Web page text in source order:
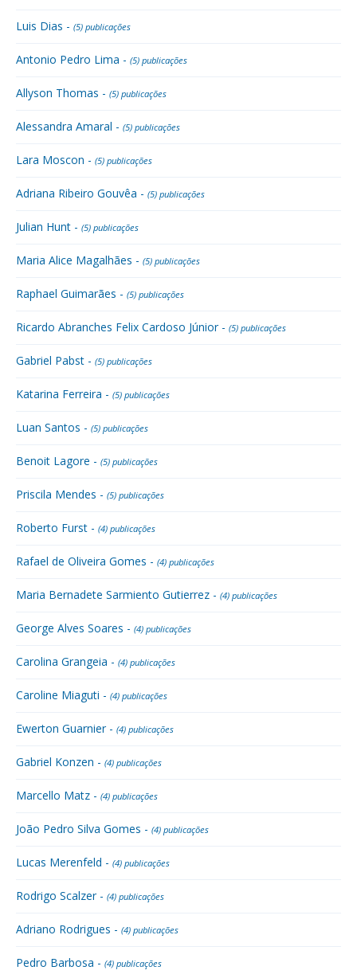
Luis Dias - (5) publicações
Antonio Pedro Lima - (5) publicações
Allyson Thomas - (5) publicações
Alessandra Amaral - (5) publicações
Lara Moscon - (5) publicações
Adriana Ribeiro Gouvêa - (5) publicações
Julian Hunt - (5) publicações
Maria Alice Magalhães - (5) publicações
Raphael Guimarães - (5) publicações
Ricardo Abranches Felix Cardoso Júnior - (5) publicações
Gabriel Pabst - (5) publicações
Katarina Ferreira - (5) publicações
Luan Santos - (5) publicações
Benoit Lagore - (5) publicações
Priscila Mendes - (5) publicações
Roberto Furst - (4) publicações
Rafael de Oliveira Gomes - (4) publicações
Maria Bernadete Sarmiento Gutierrez - (4) publicações
George Alves Soares - (4) publicações
Carolina Grangeia - (4) publicações
Caroline Miaguti - (4) publicações
Ewerton Guarnier - (4) publicações
Gabriel Konzen - (4) publicações
Marcello Matz - (4) publicações
João Pedro Silva Gomes - (4) publicações
Lucas Merenfeld - (4) publicações
Rodrigo Scalzer - (4) publicações
Adriano Rodrigues - (4) publicações
Pedro Barbosa - (4) publicações